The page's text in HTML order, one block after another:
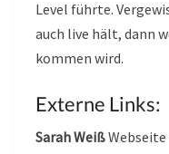
Level führte.
auch live hält, dann
kommen wird.
Externe Links:
Sarah WeißWebseite